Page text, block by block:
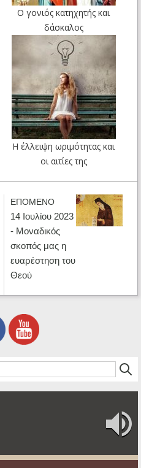
Ο γονιός κατηχητής και
δάσκαλος
Η έλλειψη ωριμότητας και
οι αιτίες της
ΕΠΟΜΕΝΟ
14 Ιουλίου 2023
- Μοναδικός
σκοπός μας η
ευαρέστηση του
Θεού